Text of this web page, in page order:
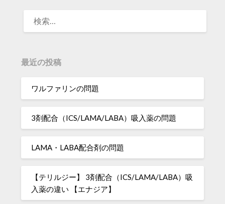
最近の投稿
ワルファリンの問題
3剤配合（ICS/LAMA/LABA）吸入薬の問題
LAMA・LABA配合剤の問題
【テリルジー】 3剤配合（ICS/LAMA/LABA）吸
入薬の違い 【エナジア】